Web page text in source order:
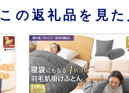
この返礼品を見